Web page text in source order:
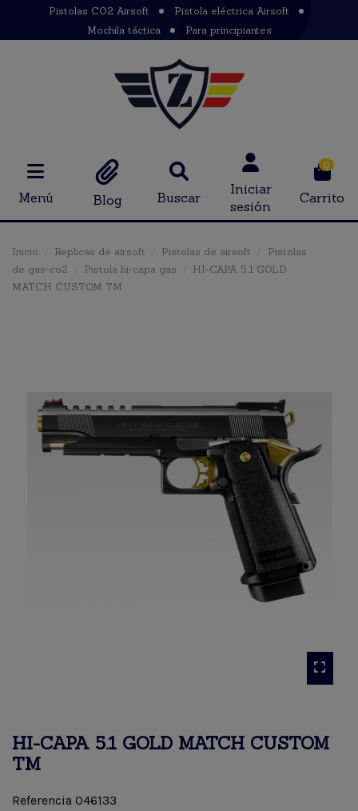
Pistolas CO2 Airsoft
Pistola eléctrica Airsoft
Mochila táctica
Para principiantes
Menú Blog Buscar
Iniciar
sesión
0
Carrito
Inicio Replicas de airsoft Pistolas de airsoft
Pistolas
de gas-co2
Pistola hi-capa gas
HI-CAPA 5.1 GOLD
MATCH CUSTOM TM
HI-CAPA 5.1 GOLD MATCH CUSTOM
TM
Referencia 046133